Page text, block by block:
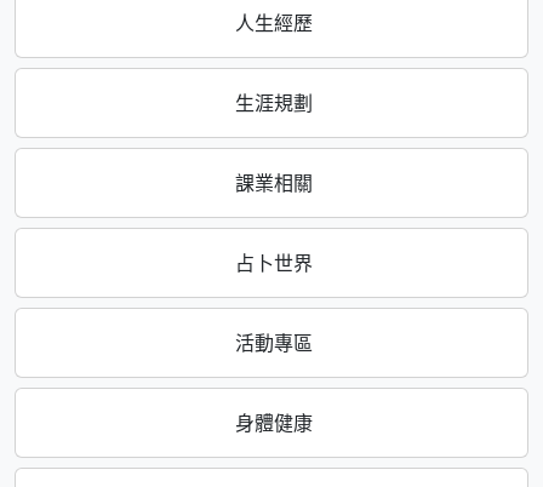
人生經歷
生涯規劃
課業相關
占卜世界
活動專區
身體健康